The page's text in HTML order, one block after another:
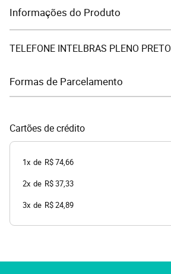
Informações do Produto
TELEFONE INTELBRAS PLENO PRETO
Formas de Parcelamento
Cartões de crédito
1x de R$ 74,66
2x de R$ 37,33
3x de R$ 24,89